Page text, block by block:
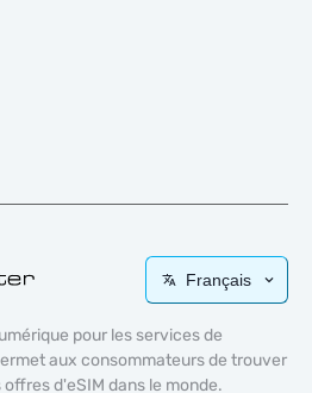
Français
pour les services de
aux consommateurs de trouver
d'eSIM dans le monde.